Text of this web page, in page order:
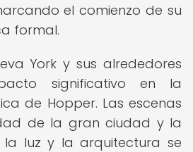
el comienzo de su
formal.
York y sus alrededores
significativo en la
de Hopper. Las escenas
de la gran ciudad y la
la luz y la arquitectura se